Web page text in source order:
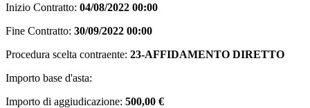
Inizio Contratto: 04/08/2022 00:00
Fine Contratto: 30/09/2022 00:00
Procedura scelta contraente: 23-AFFIDAMENTO DIRETTO
Importo base d'asta:
Importo di aggiudicazione: 500,00 €